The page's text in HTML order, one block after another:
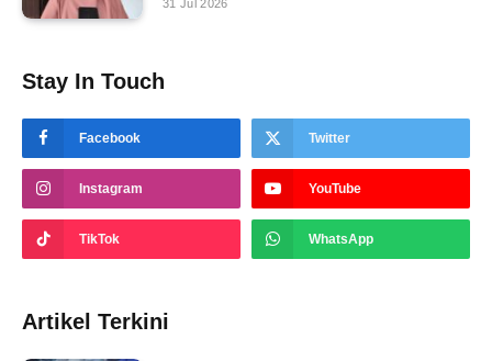
31 Jul 2026
Stay In Touch
Facebook Twitter
Instagram YouTube
TikTok WhatsApp
Artikel Terkini